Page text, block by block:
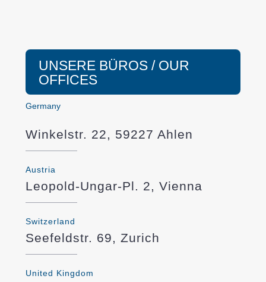
UNSERE BÜROS / OUR
OFFICES
Germany
Winkelstr. 22, 59227 Ahlen
Austria
Leopold-Ungar-Pl. 2, Vienna
Switzerland
Seefeldstr. 69, Zurich
United Kingdom